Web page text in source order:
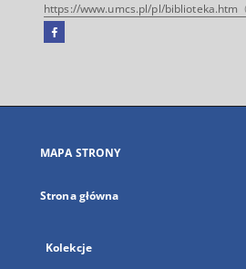
https://www.umcs.pl/pl/biblioteka.htm
Facebook
się
karcie
MAPA STRONY
Strona główna
Kolekcje